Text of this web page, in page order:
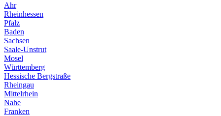
Ahr
Rheinhessen
Pfalz
Baden
Sachsen
Saale-Unstrut
Mosel
Württemberg
Hessische Bergstraße
Rheingau
Mittelrhein
Nahe
Franken